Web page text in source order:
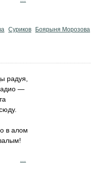
Суриков Боярыня Морозова
радуя,
—
в алом